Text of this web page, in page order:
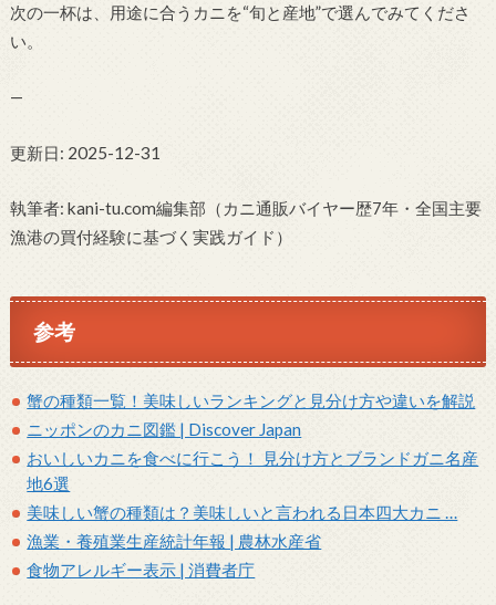
次の一杯は、用途に合うカニを“旬と産地”で選んでみてくださ
い。
—
更新日: 2025-12-31
執筆者: kani-tu.com編集部（カニ通販バイヤー歴7年・全国主要
漁港の買付経験に基づく実践ガイド）
参考
蟹の種類一覧！美味しいランキングと見分け方や違いを解説
ニッポンのカニ図鑑 | Discover Japan
おいしいカニを食べに行こう！ 見分け方とブランドガニ名産
地6選
美味しい蟹の種類は？美味しいと言われる日本四大カニ …
漁業・養殖業生産統計年報 | 農林水産省
食物アレルギー表示 | 消費者庁